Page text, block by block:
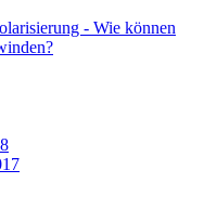
- Wie können